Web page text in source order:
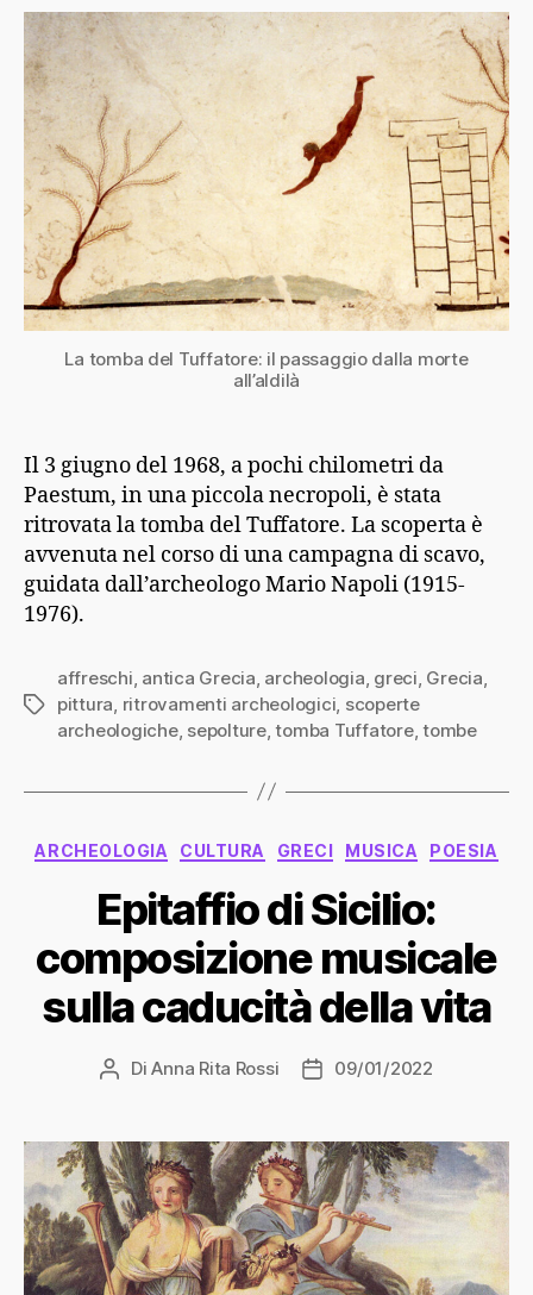
La tomba del Tuffatore: il passaggio dalla morte
all’aldilà
Il 3 giugno del 1968, a pochi chilometri da
Paestum, in una piccola necropoli, è stata
ritrovata la tomba del Tuffatore. La scoperta è
avvenuta nel corso di una campagna di scavo,
guidata dall’archeologo Mario Napoli (1915-
1976).
Tag
affreschi antica Grecia archeologia greci Grecia
pittura ritrovamenti archeologici scoperte
archeologiche, sepolture,tomba Tuffatore,tombe
Categorie
ARCHEOLOGIA CULTURA GRECI MUSICA POESIA
Epitaffio di Sicilio:
composizione musicale
sulla caducità della vita
Autore
DiAnna Rita Rossi
Data09/01/2022